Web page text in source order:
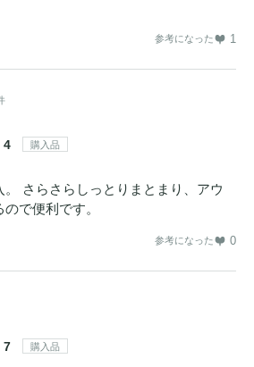
参考になった 1
4 購入品
さらさらしっとりまとまり、アウ
で便利です。
参考になった 0
7 購入品